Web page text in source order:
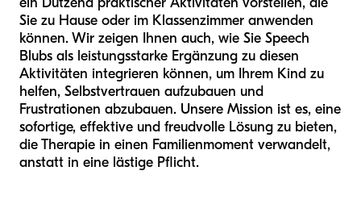
Sie zu Hause oder im Klassenzimmer anwenden
können. Wir zeigen Ihnen auch, wie Sie Speech
Blubs als leistungsstarke Ergänzung zu diesen
Aktivitäten integrieren können, um Ihrem Kind zu
helfen, Selbstvertrauen aufzubauen und
Frustrationen abzubauen. Unsere Mission ist es, eine
sofortige, effektive und freudvolle Lösung zu bieten,
die Therapie in einen Familienmoment verwandelt,
anstatt in eine lästige Pflicht.